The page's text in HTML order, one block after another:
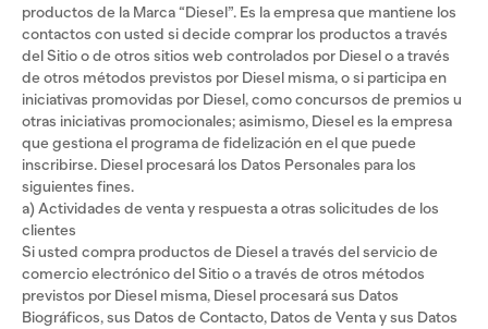
productos de la Marca “Diesel”. Es la empresa que mantiene los
contactos con usted si decide comprar los productos a través
del Sitio o de otros sitios web controlados por Diesel o a través
de otros métodos previstos por Diesel misma, o si participa en
iniciativas promovidas por Diesel, como concursos de premios u
otras iniciativas promocionales; asimismo, Diesel es la empresa
que gestiona el programa de fidelización en el que puede
inscribirse. Diesel procesará los Datos Personales para los
siguientes fines.
a) Actividades de venta y respuesta a otras solicitudes de los
clientes
Si usted compra productos de Diesel a través del servicio de
comercio electrónico del Sitio o a través de otros métodos
previstos por Diesel misma, Diesel procesará sus Datos
Biográficos, sus Datos de Contacto, Datos de Venta y sus Datos